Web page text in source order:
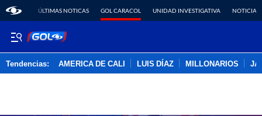
ÚLTIMAS NOTICAS GOL CARACOL UNIDAD INVESTIGATIVA NOTICIAS
Tendencias: AMERICA DE CALI LUIS DÍAZ MILLONARIOS